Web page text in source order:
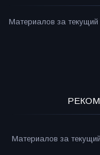
Материалов за текущий
Материалов за